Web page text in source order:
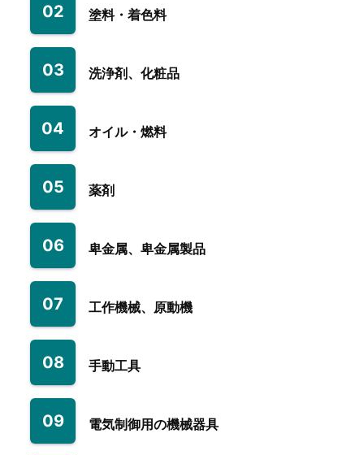
02 塗料・着色料
03 洗浄剤、化粧品
04 オイル・燃料
05 薬剤
06 卑金属、卑金属製品
07 工作機械、原動機
08 手動工具
09 電気制御用の機械器具